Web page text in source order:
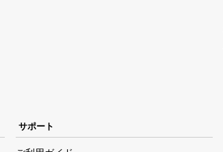
サポート